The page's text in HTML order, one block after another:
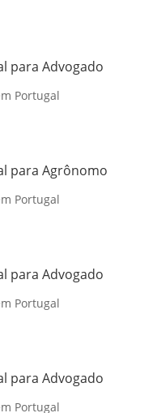
para Advogado
Portugal
para Agrônomo
Portugal
para Advogado
Portugal
para Advogado
Portugal